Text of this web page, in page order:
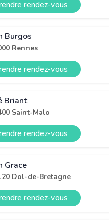
rendez-vous
Burgos
Rennes
rendez-vous
Briant
Saint-Malo
rendez-vous
Grace
Dol-de-Bretagne
rendez-vous